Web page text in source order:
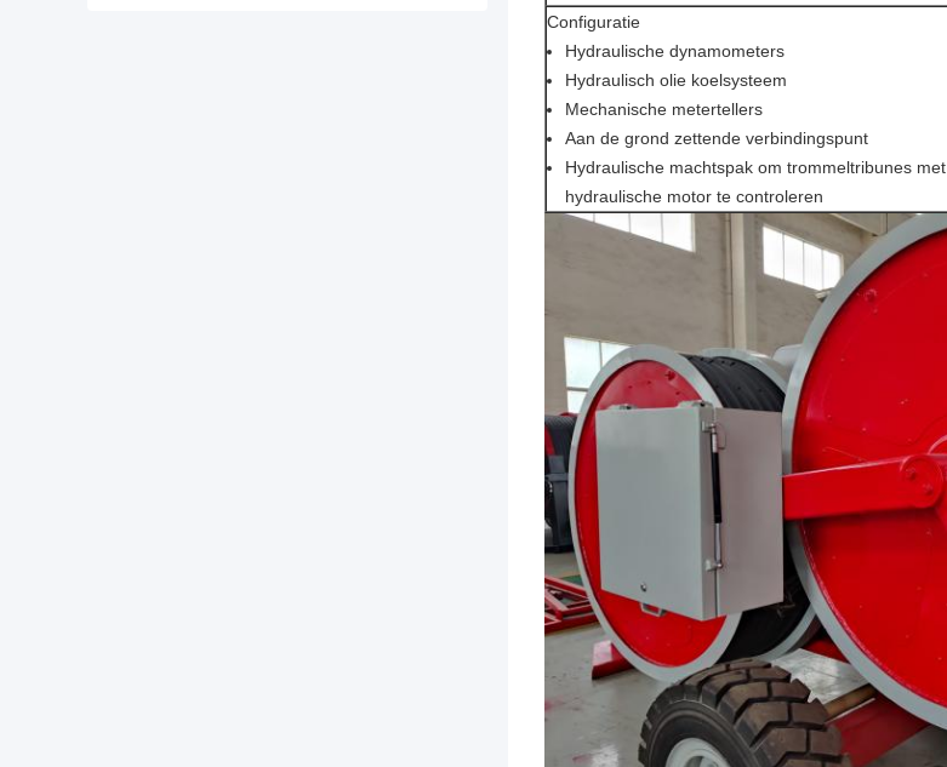
Configuratie
Hydraulische dynamometers
Hydraulisch olie koelsysteem
Mechanische metertellers
Aan de grond zettende verbindingspunt
Hydraulische machtspak om trommeltribunes met
hydraulische motor te controleren